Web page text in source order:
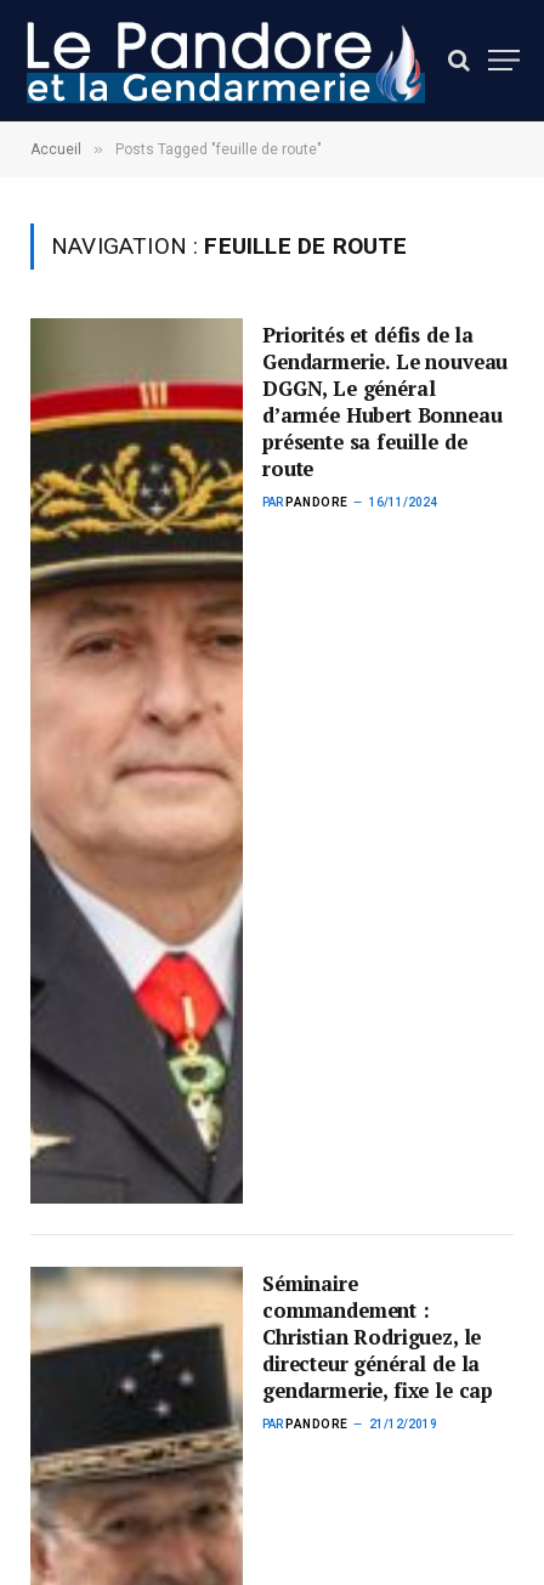
Accueil » Posts Tagged "feuille de route"
NAVIGATION : FEUILLE DE ROUTE
Priorités et défis de la
Gendarmerie. Le nouveau
DGGN, Le général
d’armée Hubert Bonneau
présente sa feuille de
route
PAR PANDORE 16/11/2024
Séminaire
commandement :
Christian Rodriguez, le
directeur général de la
gendarmerie, fixe le cap
PAR PANDORE 21/12/2019